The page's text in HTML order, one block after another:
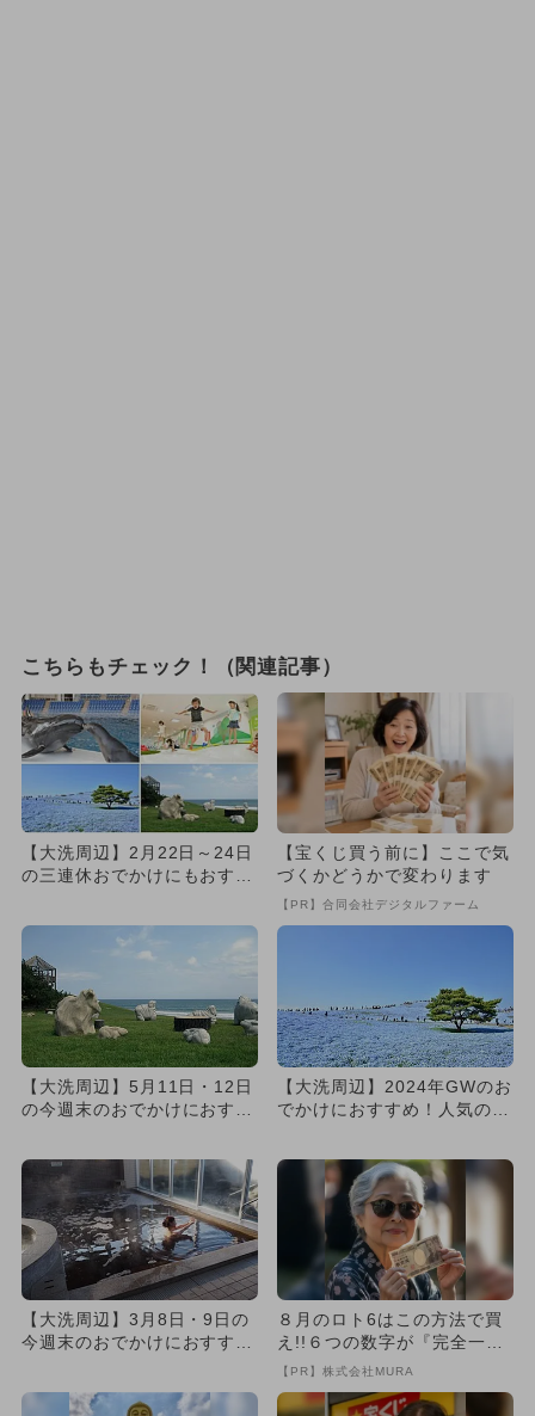
こちらもチェック！（関連記事）
【大洗周辺】2月22日～24日
の三連休おでかけにもおすす
【宝くじ買う前に】ここで気
づくかどうかで変わります
【PR】合同会社デジタルファーム
【大洗周辺】5月11日・12日
の今週末のおでかけにおすす
【大洗周辺】2024年GWのお
でかけにおすすめ！人気のス
【大洗周辺】3月8日・9日の
今週末のおでかけにおすす
８月のロト6はこの方法で買
え!!６つの数字が『完全一
致』する方法
【PR】株式会社MURA